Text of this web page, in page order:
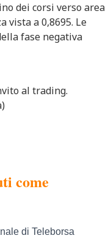
dei corsi verso area
vista a 0,8695. Le
fase negativa
al trading.